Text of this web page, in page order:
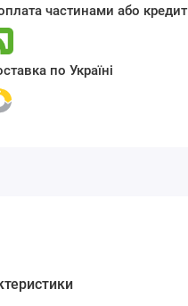
частинами або кредит
по Україні